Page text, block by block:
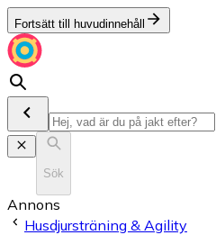
Fortsätt till huvudinnehåll
Sök
Annons
Husdjursträning & Agility